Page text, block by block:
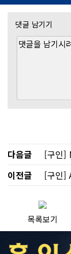
댓글 남기기
다음글
[구인]
이전글
[구인]
목록보기